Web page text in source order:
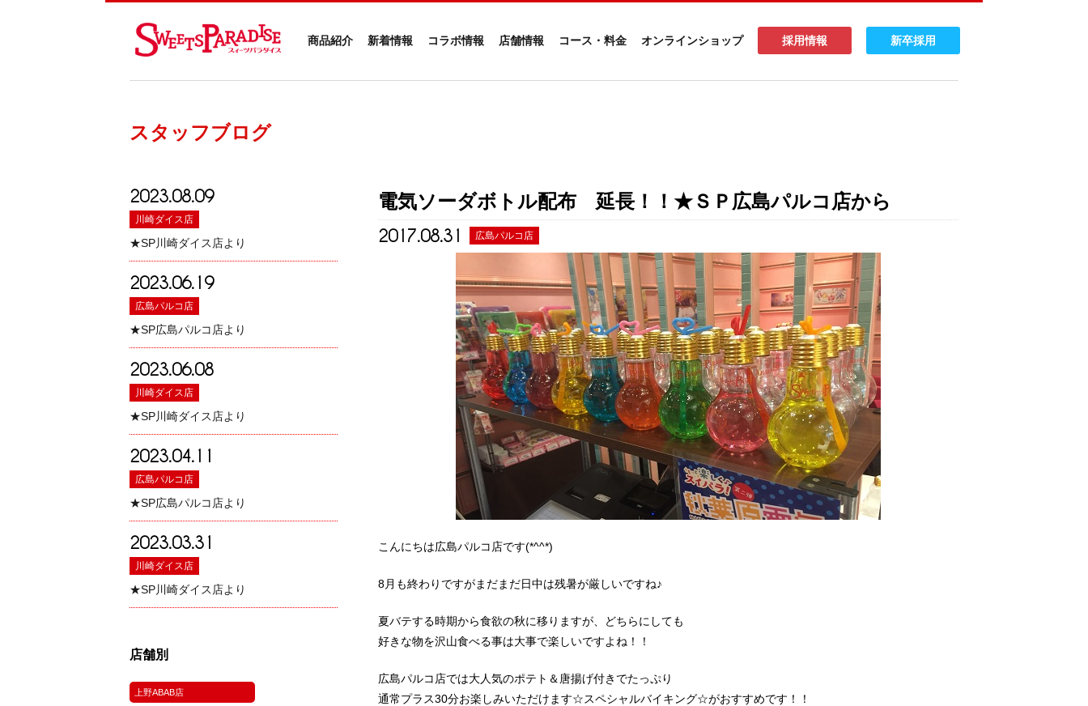
商品紹介 新着情報 コラボ情報 店舗情報 コース・料金 オンラインショップ 採用情報 新卒採用
スタッフブログ
2023.08.09
川崎ダイス店
★SP川崎ダイス店より
2023.06.19
広島パルコ店
★SP広島パルコ店より
2023.06.08
川崎ダイス店
★SP川崎ダイス店より
2023.04.11
広島パルコ店
★SP広島パルコ店より
2023.03.31
川崎ダイス店
★SP川崎ダイス店より
店舗別
上野ABAB店
電気ソーダボトル配布 延長！！★ＳＰ広島パルコ店から
2017.08.31 広島パルコ店
こんにちは広島パルコ店です(*^^*)
8月も終わりですがまだまだ日中は残暑が厳しいですね♪
夏バテする時期から食欲の秋に移りますが、どちらにしても
好きな物を沢山食べる事は大事で楽しいですよね！！
広島パルコ店では大人気のポテト＆唐揚げ付きでたっぷり
通常プラス30分お楽しみいただけます☆スペシャルバイキング☆がおすすめです！！